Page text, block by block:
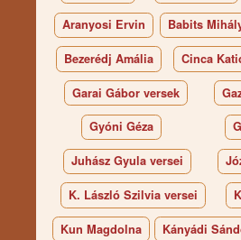
Aranyosi Ervin Babits
Bezerédj Amália Cinca
Garai Gábor versek
Gyóni Géza
Juhász Gyula versei
K. László Szilvia versei
Kun Magdolna Kányádi